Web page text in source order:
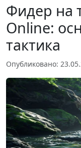
Фидер на
Online:
тактика
Опубликовано: